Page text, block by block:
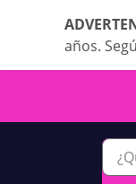
años.